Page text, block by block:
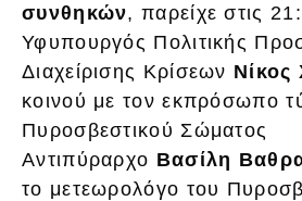
συνθηκών, παρείχε στις
Υφυπουργός Πολιτικής
Διαχείρισης Κρίσεων Νίκος
κοινού με τον εκπρόσωπο
Πυροσβεστικού Σώματος
Αντιπύραρχο Βασίλη
το μετεωρολόγο του